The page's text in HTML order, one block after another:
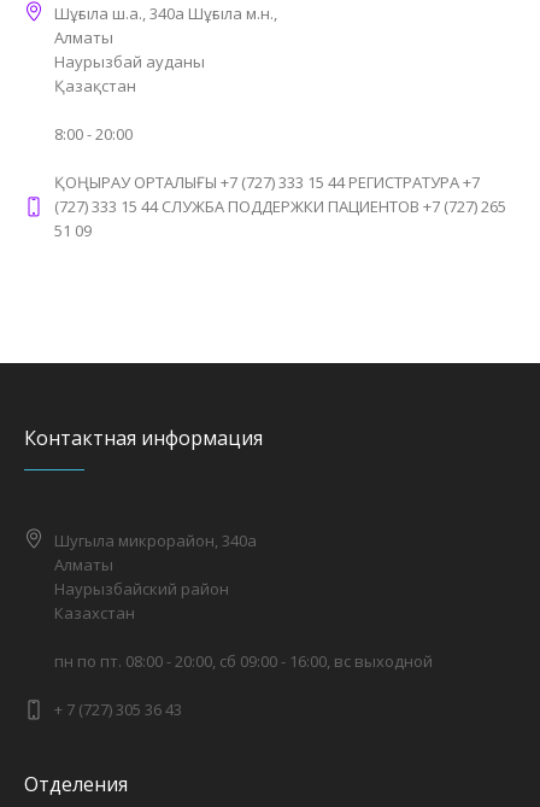
Шұғыла ш.а., 340а Шұғыла м.н.,
Алматы
Наурызбай ауданы
Қазақстан
8:00 - 20:00
ҚОҢЫРАУ ОРТАЛЫҒЫ +7 (727) 333 15 44 РЕГИСТРАТУРА +7
(727) 333 15 44 СЛУЖБА ПОДДЕРЖКИ ПАЦИЕНТОВ +7 (727) 265
51 09
Контактная информация
Шугыла микрорайон, 340а
Алматы
Наурызбайский район
Казахстан
пн по пт. 08:00 - 20:00, сб 09:00 - 16:00, вс выходной
+ 7 (727) 305 36 43
Отделения